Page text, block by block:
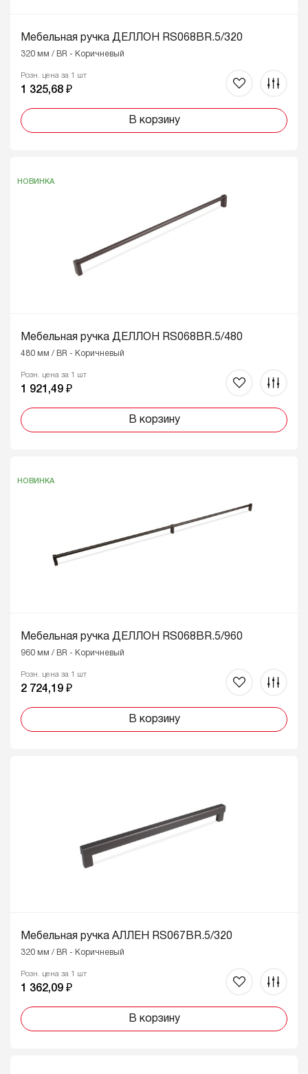
Мебельная ручка ДЕЛЛОН RS068BR.5/320
320 мм / BR - Коричневый
Розн. цена за 1 шт
1 325,68 ₽
В корзину
НОВИНКА
Мебельная ручка ДЕЛЛОН RS068BR.5/480
480 мм / BR - Коричневый
Розн. цена за 1 шт
1 921,49 ₽
В корзину
НОВИНКА
Мебельная ручка ДЕЛЛОН RS068BR.5/960
960 мм / BR - Коричневый
Розн. цена за 1 шт
2 724,19 ₽
В корзину
Мебельная ручка АЛЛЕН RS067BR.5/320
320 мм / BR - Коричневый
Розн. цена за 1 шт
1 362,09 ₽
В корзину